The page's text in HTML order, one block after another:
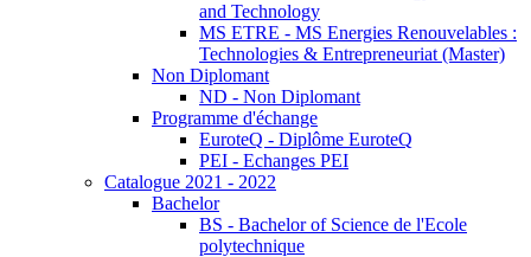
and Technology
MS ETRE - MS Energies Renouvelables :
Technologies & Entrepreneuriat (Master)
Non Diplomant
ND - Non Diplomant
Programme d'échange
EuroteQ - Diplôme EuroteQ
PEI - Echanges PEI
Catalogue 2021 - 2022
Bachelor
BS - Bachelor of Science de l'Ecole
polytechnique